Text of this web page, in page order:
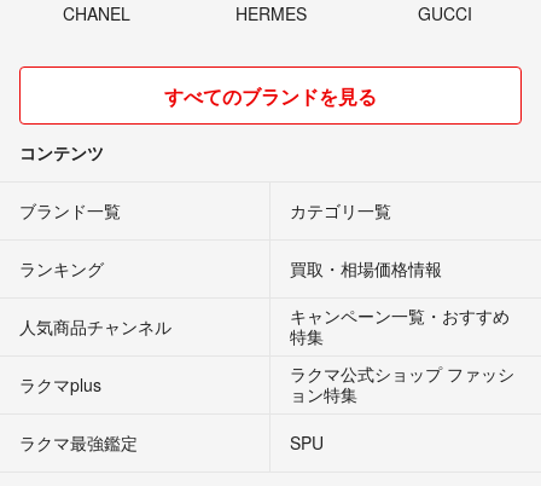
CHANEL HERMES GUCCI
すべてのブランドを見る
コンテンツ
ブランド一覧 カテゴリ一覧
ランキング 買取・相場価格情報
人気商品チャンネル
キャンペーン一覧・おすすめ
特集
ラクマplus
ラクマ公式ショップ ファッシ
ョン特集
ラクマ最強鑑定
SPU